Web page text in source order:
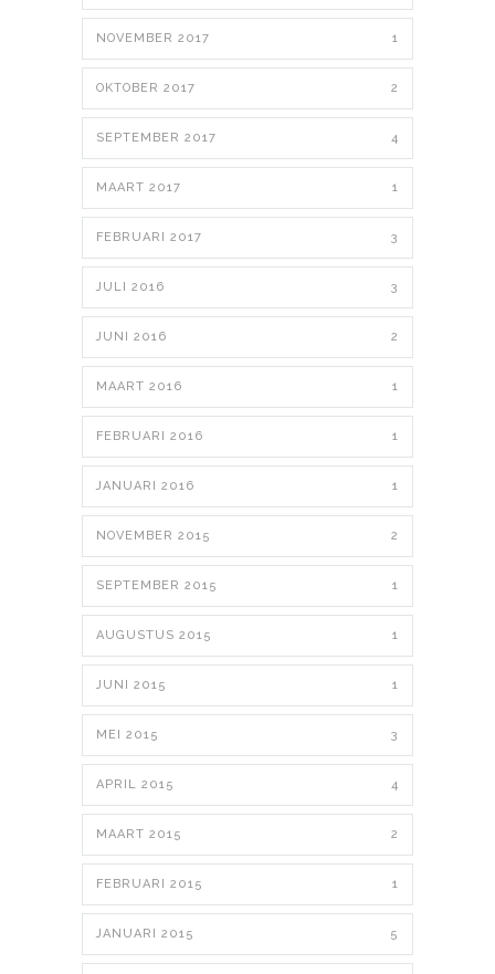
NOVEMBER 2017 1
OKTOBER 2017 2
SEPTEMBER 2017 4
MAART 2017 1
FEBRUARI 2017 3
JULI 2016 3
JUNI 2016 2
MAART 2016 1
FEBRUARI 2016 1
JANUARI 2016 1
NOVEMBER 2015 2
SEPTEMBER 2015 1
AUGUSTUS 2015 1
JUNI 2015 1
MEI 2015 3
APRIL 2015 4
MAART 2015 2
FEBRUARI 2015 1
JANUARI 2015 5